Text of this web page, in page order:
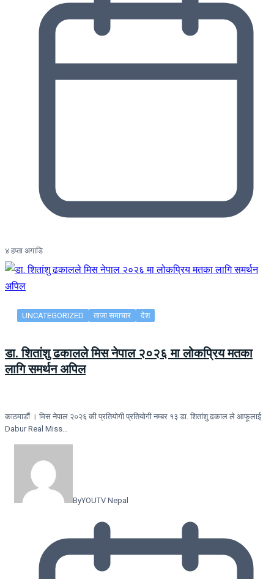
४ हप्ता अगाडि
UNCATEGORIZED ताजा समाचार देश
डा. शितांशु ढकालले मिस नेपाल २०२६ मा लोकप्रिय मतका
लागि समर्थन अपिल
काठमाडौं । मिस नेपाल २०२६ की प्रतियोगी प्रतियोगी नम्बर १३ डा. शितांशु ढकाल ले आफूलाई
Dabur Real Miss…
ByYOUTV Nepal